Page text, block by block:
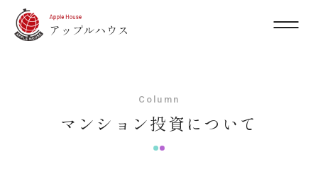
Column
マンション投資について